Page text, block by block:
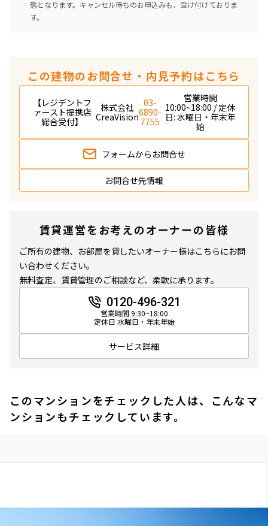
態となります。キャンセル待ちのお申込みも、受け付けておりま
す。
この建物のお問合せ・内見予約はこちら
【レジデントフ
ァースト提携店
総合受付】
株式会社
CreaVision
03-
6890-
7755
営業時間
10:00~18:00 / 定休
日: 水曜日・年末年
始
フォームから お問合せ
お問合せ先情報
賃貸運営をお考えのオーナーの皆様
ご所有の建物、お部屋を貸したいオーナー様はこちらにお問
い合わせください。
無料査定、賃貸管理のご相談など、柔軟に承ります。
0120-496-321
営業時間 9:30~18:00
定休日 水曜日・年末年始
サービス詳細
このマンションをチェックした人は、こんなマ
ンションもチェックしています。